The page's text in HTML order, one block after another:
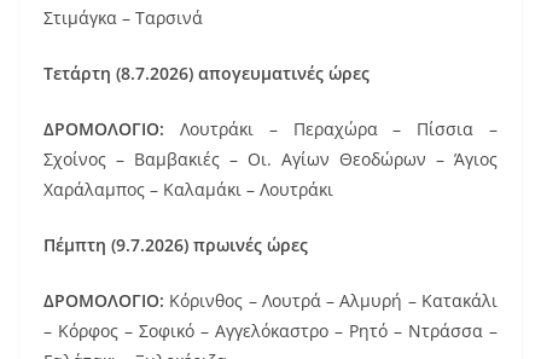
Στιμάγκα – Ταρσινά
Τετάρτη (8.7.2026) απογευματινές ώρες
ΔΡΟΜΟΛΟΓΙΟ: Λουτράκι – Περαχώρα – Πίσσια –
Σχοίνος – Βαμβακιές – Οι. Αγίων Θεοδώρων – Άγιος
Χαράλαμπος – Καλαμάκι – Λουτράκι
Πέμπτη (9.7.2026) πρωινές ώρες
ΔΡΟΜΟΛΟΓΙΟ: Κόρινθος – Λουτρά – Αλμυρή – Κατακάλι
– Κόρφος – Σοφικό – Αγγελόκαστρο – Ρητό – Ντράσσα –